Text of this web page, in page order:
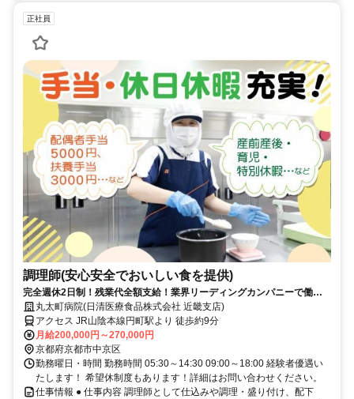
正社員
調理師(安心安全でおいしい食を提供)
完全週休2日制！残業代全額支給！業界リーディングカンパニーで働き
ませんか？！
丸太町病院(日清医療食品株式会社 近畿支店)
アクセス JR山陰本線円町駅より 徒歩約9分
月給200,000円～270,000円
京都府京都市中京区
勤務曜日・時間 勤務時間 05:30～14:30 09:00～18:00 経験者優遇い
たします！ 希望休制度もあります！詳細はお問い合わせください。
仕事情報 ● 仕事内容 調理師として仕込みや調理・盛り付け、配下